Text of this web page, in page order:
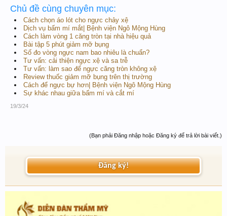
Chủ đề cùng chuyên mục:
Cách chọn áo lót cho ngực chảy xệ
Dịch vụ bấm mí mắt| Bệnh viện Ngô Mộng Hùng
Cách làm vòng 1 căng tròn tại nhà hiệu quả
Bài tập 5 phút giảm mỡ bụng
Số đo vòng ngực nam bao nhiêu là chuẩn?
Tư vấn: cải thiện ngực xệ và sa trễ
Tư vấn: làm sao để ngực căng tròn không xệ
Review thuốc giảm mỡ bụng trên thị trường
Cách để ngực bự hơn| Bệnh viện Ngô Mộng Hùng
Sự khác nhau giữa bấm mí và cắt mí
19/3/24
(Bạn phải Đăng nhập hoặc Đăng ký để trả lời bài viết.)
Đăng ký!